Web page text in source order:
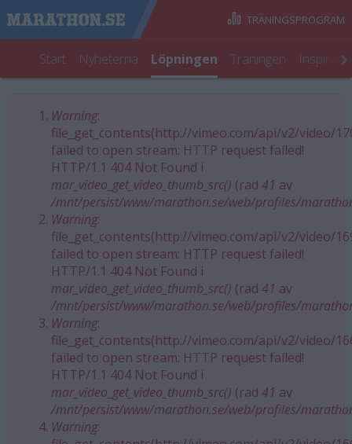
Start Nyheterna Löpningen Träningen
TRÄNINGSPROGRAM
Felmeddelande
Warning:
file_get_contents(http://vimeo.com/api/v2/video/
failed to open stream: HTTP request failed!
HTTP/1.1 404 Not Found i
mar_video_get_video_thumb_src() (rad 41 av
/mnt/persist/www/marathon.se/web/profiles/
Warning:
file_get_contents(http://vimeo.com/api/v2/video/
failed to open stream: HTTP request failed!
HTTP/1.1 404 Not Found i
mar_video_get_video_thumb_src() (rad 41 av
/mnt/persist/www/marathon.se/web/profiles/
Warning:
file_get_contents(http://vimeo.com/api/v2/video/
failed to open stream: HTTP request failed!
HTTP/1.1 404 Not Found i
mar_video_get_video_thumb_src() (rad 41 av
/mnt/persist/www/marathon.se/web/profiles/
Warning: